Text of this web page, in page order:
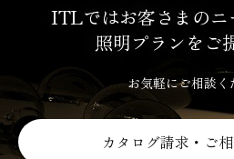
ITLではお客さまのニ
照明プランをご
お気軽にご相談く
カタログ請求・ご